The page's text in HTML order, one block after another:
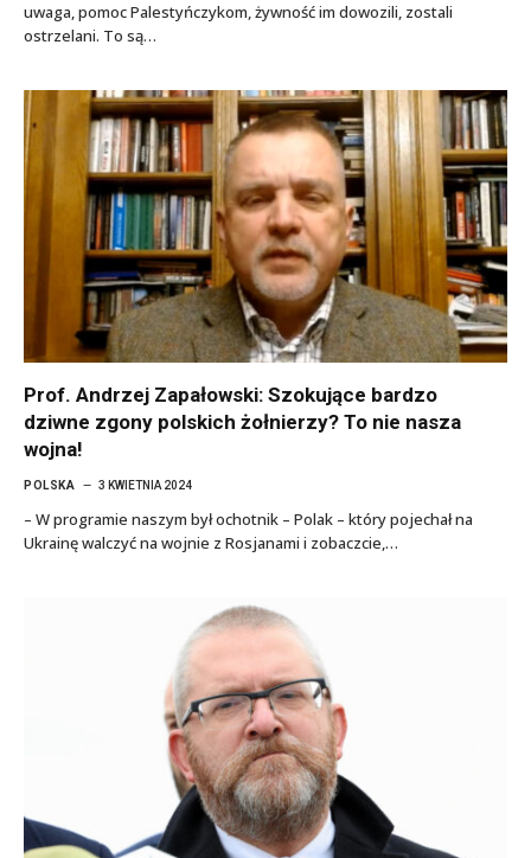
uwaga, pomoc Palestyńczykom, żywność im dowozili, zostali
ostrzelani. To są…
Prof. Andrzej Zapałowski: Szokujące bardzo
dziwne zgony polskich żołnierzy? To nie nasza
wojna!
POLSKA 3 KWIETNIA 2024
– W programie naszym był ochotnik – Polak – który pojechał na
Ukrainę walczyć na wojnie z Rosjanami i zobaczcie,…